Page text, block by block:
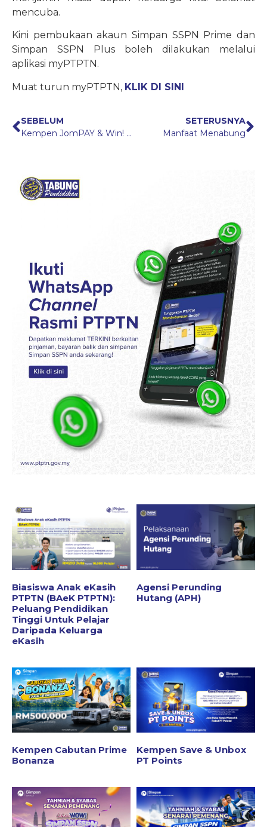
mencuba.
Kini pembukaan akaun Simpan SSPN Prime dan
Simpan SSPN Plus boleh dilakukan melalui
aplikasi myPTPTN.
Muat turun myPTPTN, KLIK DI SINI
SEBELUM
Kempen JomPAY & Win! 2021
SETERUSNYA
Manfaat Menabung
Biasiswa Anak eKasih
PTPTN (BAeK PTPTN):
Peluang Pendidikan
Tinggi Untuk Pelajar
Daripada Keluarga
eKasih
Agensi Perunding
Hutang (APH)
Kempen Cabutan Prime
Bonanza
Kempen Save & Unbox
PT Points